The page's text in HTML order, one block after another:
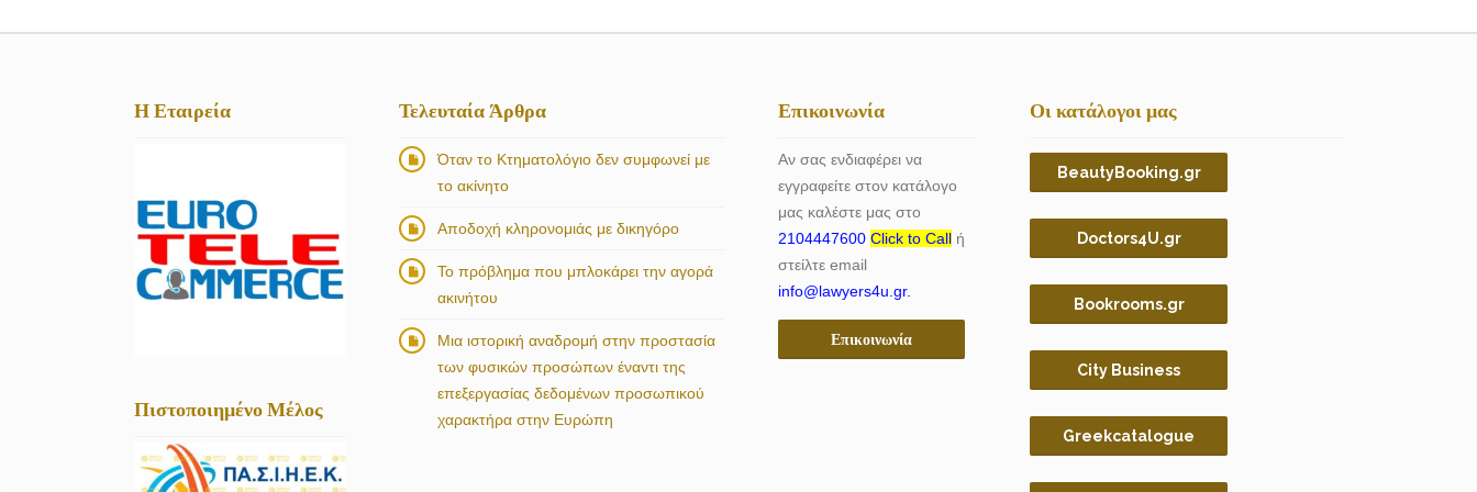
Η Εταιρεία
Πιστοποιημένο Μέλος
Τελευταία Άρθρα
Όταν το Κτηματολόγιο δεν συμφωνεί με
το ακίνητο
Αποδοχή κληρονομιάς με δικηγόρο
Το πρόβλημα που μπλοκάρει την αγορά
ακινήτου
Μια ιστορική αναδρομή στην προστασία
των φυσικών προσώπων έναντι της
επεξεργασίας δεδομένων προσωπικού
χαρακτήρα στην Ευρώπη
Επικοινωνία
Αν σας ενδιαφέρει να
εγγραφείτε στον κατάλογο
μας καλέστε μας στο
2104447600 Click to Callή
στείλτε email
info@lawyers4u.gr.
Επικοινωνία
Οι κατάλογοι μας
BeautyBooking.gr
Doctors4U.gr
Bookrooms.gr
City Business
Greekcatalogue